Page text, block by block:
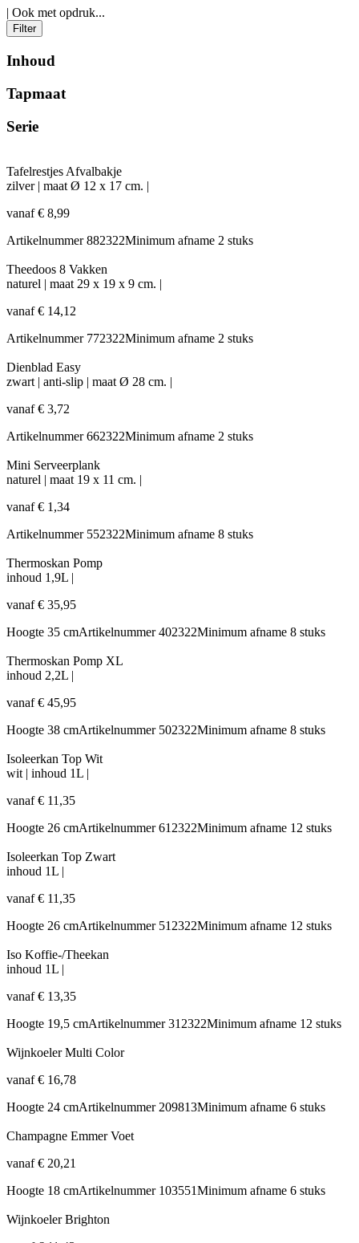
| Ook met opdruk...
Filter
Inhoud
Tapmaat
Serie
Tafelrestjes Afvalbakje
zilver| maat Ø 12 x 17 cm. |
vanaf€ 8,99
Artikelnummer882322Minimum afname 2 stuks
Theedoos 8 Vakken
naturel | maat 29 x 19 x 9 cm. |
vanaf€ 14,12
Artikelnummer 772322Minimum afname 2 stuks
Dienblad Easy
zwart | anti-slip | maat Ø 28 cm. |
vanaf€ 3,72
Artikelnummer662322Minimum afname 2 stuks
Mini Serveerplank
naturel | maat 19 x 11 cm. |
vanaf€ 1,34
Artikelnummer 552322Minimum afname 8 stuks
Thermoskan Pomp
inhoud 1,9L |
vanaf€ 35,95
Hoogte 35 cmArtikelnummer402322Minimum afname 8 stuks
Thermoskan Pomp XL
inhoud 2,2L |
vanaf€ 45,95
Hoogte 38 cmArtikelnummer 502322Minimum afname 8 stuks
Isoleerkan Top Wit
wit | inhoud 1L |
vanaf€ 11,35
Hoogte 26 cmArtikelnummer612322Minimum afname 12 stuks
Isoleerkan Top Zwart
inhoud 1L |
vanaf€ 11,35
Hoogte 26 cmArtikelnummer 512322Minimum afname 12 stuks
Iso Koffie-/Theekan
inhoud 1L |
vanaf€ 13,35
Hoogte 19,5 cmArtikelnummer312322Minimum afname 12 stuks
Wijnkoeler Multi Color
vanaf€ 16,78
Hoogte 24 cmArtikelnummer 209813Minimum afname 6 stuks
Champagne Emmer Voet
vanaf€ 20,21
Hoogte 18 cmArtikelnummer 103551Minimum afname 6 stuks
Wijnkoeler Brighton